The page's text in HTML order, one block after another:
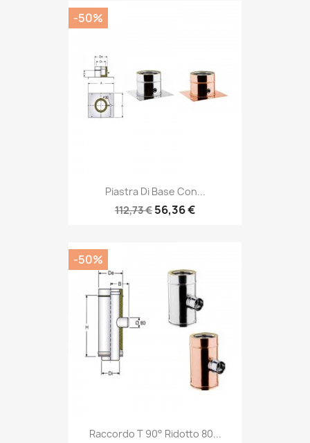
Piastra Di Base Con...
112,73 € 56,36 €
-50%
Raccordo T 90° Ridotto 80...
-50%